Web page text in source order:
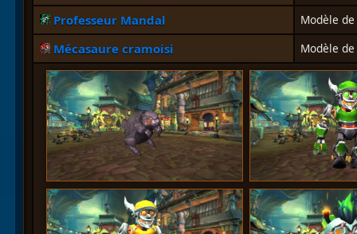
Professeur Mandal Modèle de
Mécasaure cramoisi Modèle de